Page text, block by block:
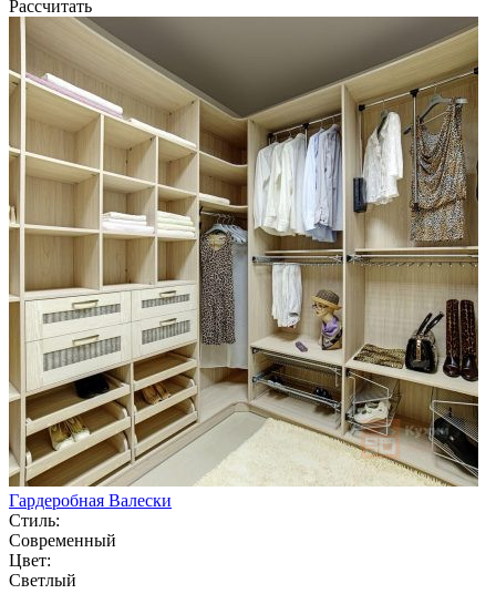
Рассчитать
Гардеробная Валески
Стиль:
Современный
Цвет:
Светлый